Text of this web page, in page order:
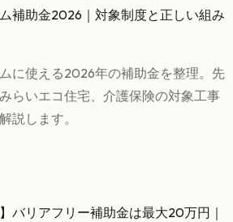
補助金2026｜対象制度と正しい組み
に使える2026年の補助金を整理。先
らいエコ住宅、介護保険の対象工事
説します。
バリアフリー補助金は最大20万円｜